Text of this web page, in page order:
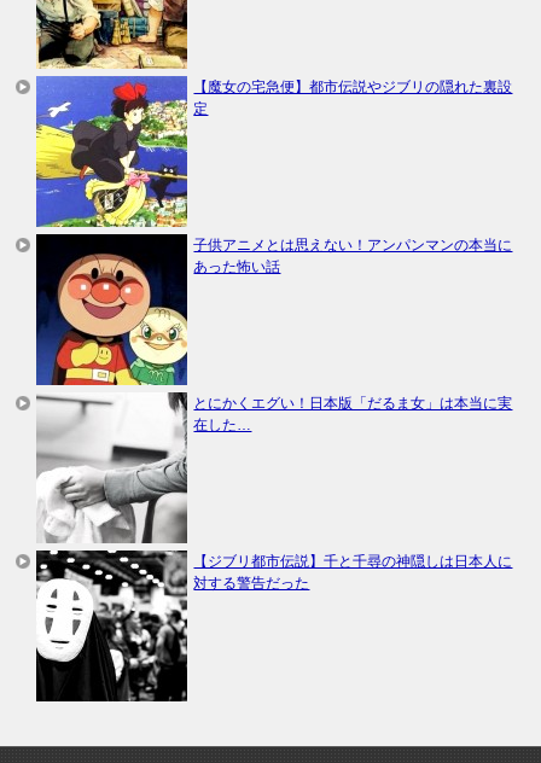
【魔女の宅急便】都市伝説やジブリの隠れた裏設
定
子供アニメとは思えない！アンパンマンの本当に
あった怖い話
とにかくエグい！日本版「だるま女」は本当に実
在した…
【ジブリ都市伝説】千と千尋の神隠しは日本人に
対する警告だった